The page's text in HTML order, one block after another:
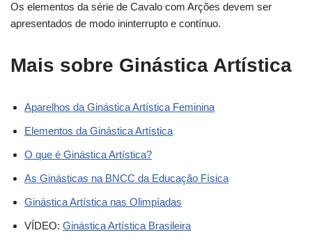
Os elementos da série de Cavalo com Arções devem ser
apresentados de modo ininterrupto e contínuo.
Mais sobre Ginástica Artística
Aparelhos da Ginástica Artística Feminina
Elementos da Ginástica Artística
O que é Ginástica Artística?
As Ginásticas na BNCC da Educação Física
Ginástica Artística nas Olimpíadas
VÍDEO: Ginástica Artística Brasileira